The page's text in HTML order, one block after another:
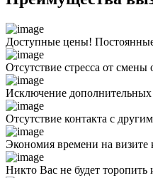
Доступные цены!
Отсутствие стресса от смены
Исключение
Отсутствие контакта с
Экономия времени на визите
Никто Вас не будет торопить